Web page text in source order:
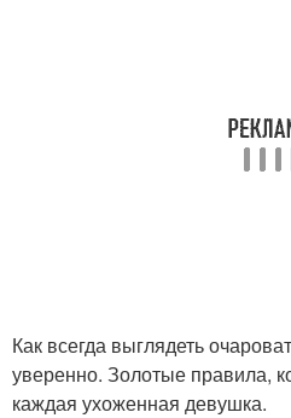
Как всегда выглядеть
уверенно. Золотые правила,
каждая ухоженная девушка.